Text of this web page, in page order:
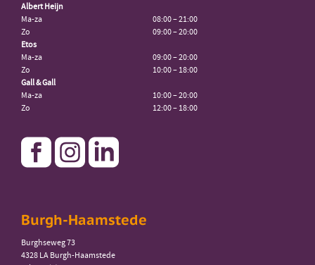
Albert Heijn
Ma-za
08:00 – 21:00
Zo
09:00 – 20:00
Etos
Ma-za
09:00 – 20:00
Zo
10:00 – 18:00
Gall & Gall
Ma-za
10:00 – 20:00
Zo
12:00 – 18:00
Burgh-Haamstede
Burghseweg 73
4328 LA Burgh-Haamstede